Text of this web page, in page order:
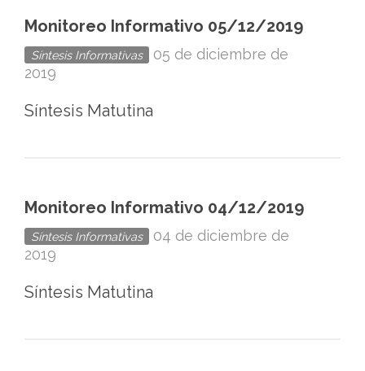
México
Monitoreo Informativo 05/12/2019
Síntesis Informativas
05 de diciembre de
2019
Síntesis Matutina
Monitoreo Informativo 04/12/2019
Síntesis Informativas
04 de diciembre de
2019
Síntesis Matutina